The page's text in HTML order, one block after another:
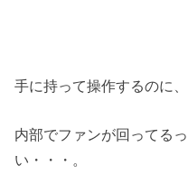
手に持って操作するのに、
内部でファンが回ってる
い・・・。